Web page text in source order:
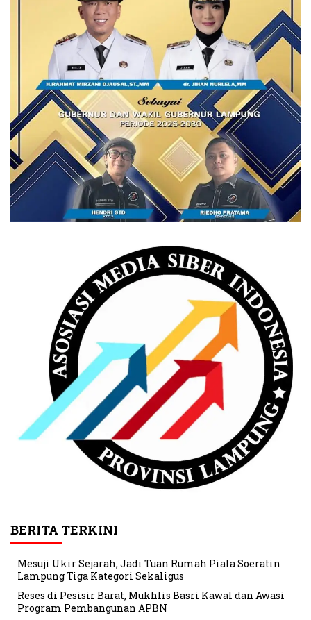
BERITA TERKINI
Mesuji Ukir Sejarah, Jadi Tuan Rumah Piala Soeratin
Lampung Tiga Kategori Sekaligus
Reses di Pesisir Barat, Mukhlis Basri Kawal dan Awasi
Program Pembangunan APBN